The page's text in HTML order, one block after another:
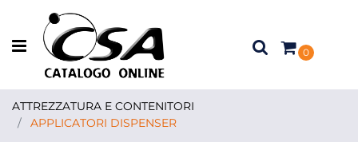
Open menu
0
ATTREZZATURA E CONTENITORI
APPLICATORI DISPENSER